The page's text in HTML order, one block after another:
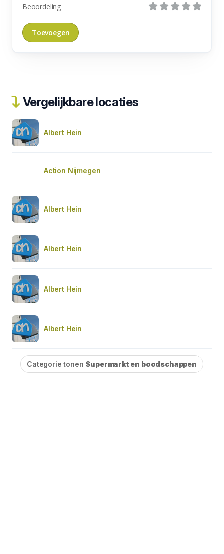
Beoordeling
Vergelijkbare locaties
Albert Hein
Action Nijmegen
Albert Hein
Albert Hein
Albert Hein
Albert Hein
Categorie tonen Supermarkt en boodschappen